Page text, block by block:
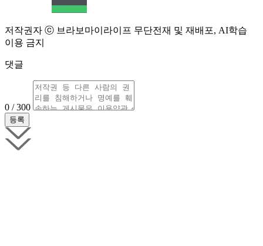
저작권자 ⓒ 브라보마이라이프 무단전재 및 재배포, AI학습
이용 금지
댓글
0 / 300